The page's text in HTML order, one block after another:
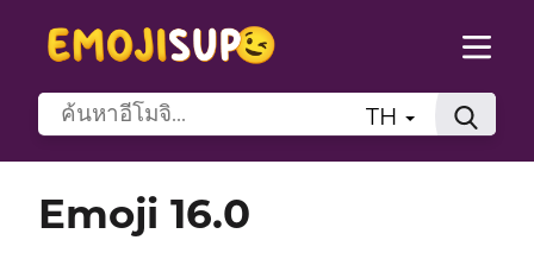
TH
Emoji 16.0